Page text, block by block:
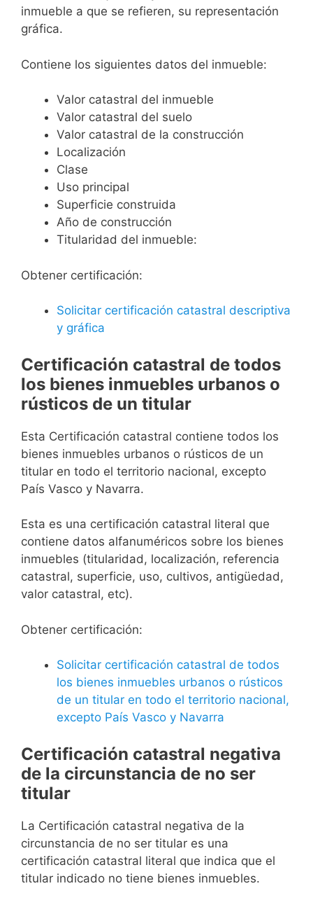
inmueble a que se refieren, su representación
gráfica.
Contiene los siguientes datos del inmueble:
Valor catastral del inmueble
Valor catastral del suelo
Valor catastral de la construcción
Localización
Clase
Uso principal
Superficie construida
Año de construcción
Titularidad del inmueble:
Obtener certificación:
Solicitar certificación catastral descriptiva
y gráfica
Certificación catastral de todos
los bienes inmuebles urbanos o
rústicos de un titular
Esta Certificación catastral contiene todos los
bienes inmuebles urbanos o rústicos de un
titular en todo el territorio nacional, excepto
País Vasco y Navarra.
Esta es una certificación catastral literal que
contiene datos alfanuméricos sobre los bienes
inmuebles (titularidad, localización, referencia
catastral, superficie, uso, cultivos, antigüedad,
valor catastral, etc).
Obtener certificación:
Solicitar certificación catastral de todos
los bienes inmuebles urbanos o rústicos
de un titular en todo el territorio nacional,
excepto País Vasco y Navarra
Certificación catastral negativa
de la circunstancia de no ser
titular
La Certificación catastral negativa de la
circunstancia de no ser titular es una
certificación catastral literal que indica que el
titular indicado no tiene bienes inmuebles.